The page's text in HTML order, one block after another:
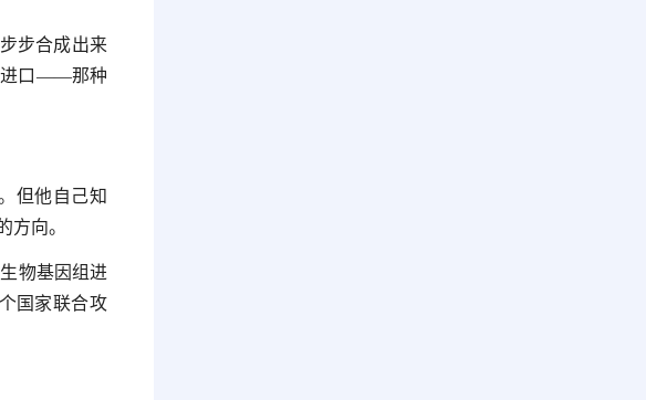
步合成出来
进口——那种
但他自己知
向。
物基因组进
国家联合攻